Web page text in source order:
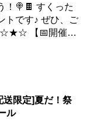
くった
トです♪ ぜひ、ご
送限定]夏だ！祭
ル